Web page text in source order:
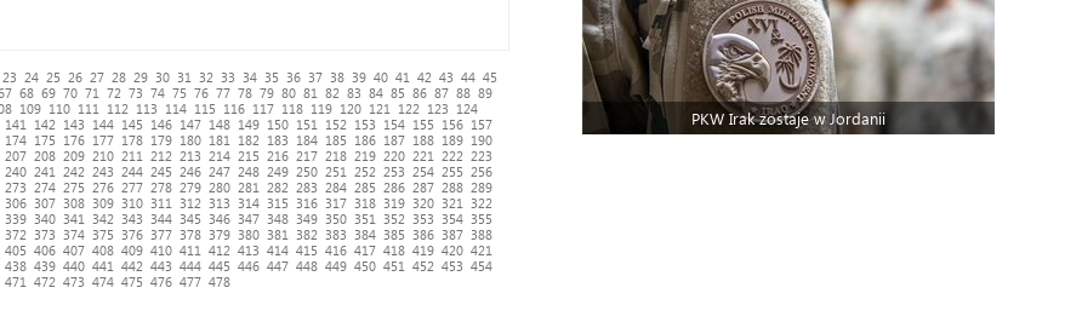
23 24 25 26 27 28 29 30 31 32 33 34 35 36 37 38 39 40 41 42 43 44 45
68 69 70 71 72 73 74 75 76 77 78 79 80 81 82 83 84 85 86 87 88 89
109 110 111 112 113 114 115 116 117 118 119 120 121 122 123
124
141 142 143 144 145 146 147 148 149 150 151 152 153 154 155 156 157
174 175 176 177 178 179 180 181 182 183 184 185 186 187 188 189 190
207 208 209 210 211 212 213 214 215 216 217 218 219 220 221 222
223
240 241 242 243 244 245 246 247 248 249 250 251 252 253 254 255
256
273 274 275 276 277 278 279 280 281 282 283 284 285 286 287 288 289
306 307 308 309 310 311 312 313 314 315 316 317 318 319 320 321
322
339 340 341 342 343 344 345 346 347 348 349 350 351 352 353 354 355
372 373 374 375 376 377 378 379 380 381 382 383 384 385 386 387 388
405 406 407 408 409 410 411 412 413 414 415 416 417 418 419 420 421
438 439 440 441 442 443 444 445 446 447 448 449 450 451 452 453 454
471 472 473 474 475 476 477 478
PKW Irak zostaje w Jordanii